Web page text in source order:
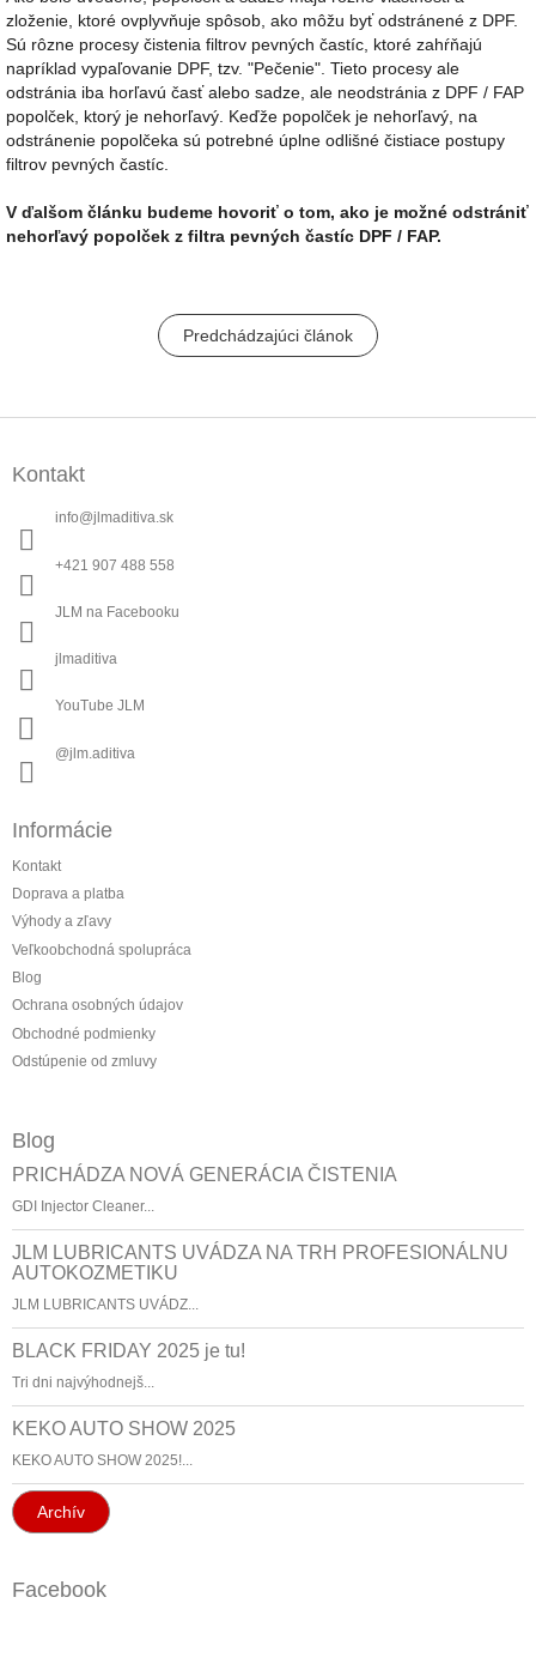
zloženie, ktoré ovplyvňuje spôsob, ako môžu byť odstránené z DPF.
Sú rôzne procesy čistenia filtrov pevných častíc, ktoré zahŕňajú
napríklad vypaľovanie DPF, tzv. "Pečenie". Tieto procesy ale
odstránia iba horľavú časť alebo sadze, ale neodstránia z DPF / FAP
popolček, ktorý je nehorľavý. Keďže popolček je nehorľavý, na
odstránenie popolčeka sú potrebné úplne odlišné čistiace postupy
filtrov pevných častíc.
V ďalšom článku budeme hovoriť o tom, ako je možné odstrániť
nehorľavý popolček z filtra pevných častíc DPF / FAP.
Predchádzajúci článok
Kontakt
info@jlmaditiva.sk
+421 907 488 558
JLM na Facebooku
jlmaditiva
YouTube JLM
@jlm.aditiva
Informácie
Kontakt
Doprava a platba
Výhody a zľavy
Veľkoobchodná spolupráca
Blog
Ochrana osobných údajov
Obchodné podmienky
Odstúpenie od zmluvy
Blog
PRICHÁDZA NOVÁ GENERÁCIA ČISTENIA
GDI Injector Cleaner...
JLM LUBRICANTS UVÁDZA NA TRH PROFESIONÁLNU
AUTOKOZMETIKU
JLM LUBRICANTS UVÁDZ...
BLACK FRIDAY 2025 je tu!
Tri dni najvýhodnejš...
KEKO AUTO SHOW 2025
KEKO AUTO SHOW 2025!...
Archív
Facebook